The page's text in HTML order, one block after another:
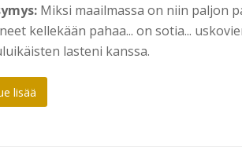
Miksi maailmassa on niin paljon
kellekään pahaa... on sotia...
lasteni kanssa.
lisää